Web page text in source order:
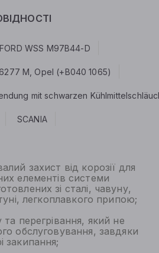
FORD WSS M97B44-D
6277 M, Opel (+B040 1065)
mit schwarzen
SCANIA
захист від корозії для
елементів системи
зі сталі, чавуну,
легкоплавкого припою;
перегрівання, який не
обслуговування, завдяки
закипання;